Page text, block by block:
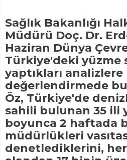
Sağlık Bakanlığı
Müdürü Doç. Dr.
Haziran Dünya
Türkiye'deki yüzme
yaptıkları
değerlendirmede
Öz, Türkiye'de
sahili bulunan 35 ili
boyunca 2 haftada
müdürlükleri
denetlediklerini, her